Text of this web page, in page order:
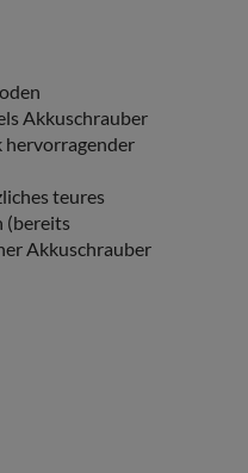
Akkuschrauber
hervorragender
teures
(bereits
Akkuschrauber